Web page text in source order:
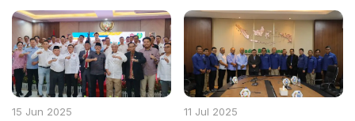
Daerah di Tanah Suci
Warga Waspada
15 Jun 2025 11 Jul 2025